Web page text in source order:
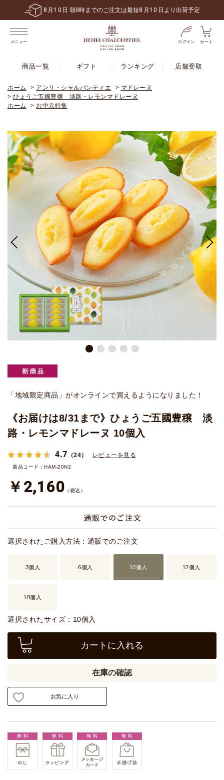
8 月 10 日 朝8時までのご注文は最短8 月 10 日より出荷予定
メニュー ログイン カート
商品一覧 ギフト ランキング 店舗受取
ホーム > アンリ・シャルパンティエ > マドレーヌ
> ひょうご五國豊穣 淡路・レモンマドレーヌ
ホーム
> お中元特集
「地域限定商品」がオンラインで買えるようになりました！
《お届けは8/31まで》ひょうご五國豊穣 淡
路・レモンマドレーヌ 10個入
4.7 （24） レビューを見る
商品コード：HAM-20N2
￥2,160 （税込）
選択されたご購入方法：通販でのご注文
3個入 6個入 10個入 12個入
18個入
選択されたサイズ：10個入
カートに入れる
在庫の確認
お気に入り